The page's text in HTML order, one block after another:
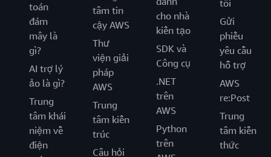
toán
đám
mây là
gì?
AI trợ lý
ảo là gì?
Trung
tâm khái
niệm về
điện
tâm tin
cậy AWS
Thư
viện giải
pháp
AWS
Trung
tâm kiến
trúc
Câu hỏi
cho nhà
kiến tạo
SDK và
Công cụ
.NET
trên
AWS
Python
trên
tôi
Gửi
phiếu
yêu cầu
hỗ trợ
AWS
re:Post
Trung
tâm kiến
thức